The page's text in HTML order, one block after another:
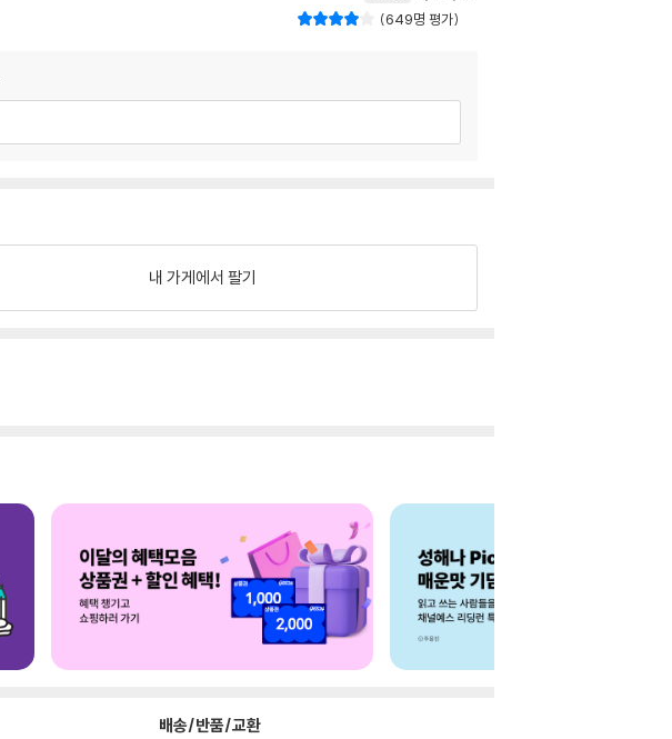
649명 평가
내 가게에서 팔기
배송/반품/교환